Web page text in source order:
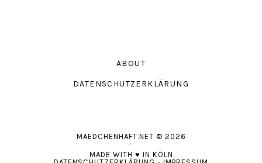
ABOUT
DATENSCHUTZERKLÄRUNG
MAEDCHENHAFT.NET © 2026
-
MADE WITH ♥ IN KÖLN